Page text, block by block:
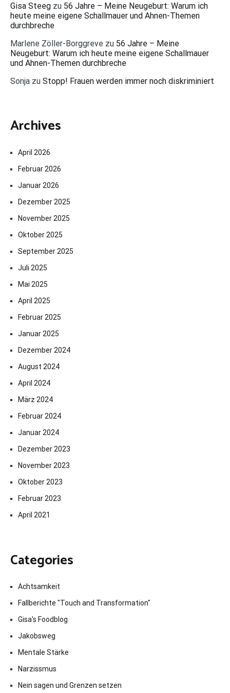
Gisa Steeg zu 56 Jahre – Meine Neugeburt: Warum ich
heute meine eigene Schallmauer und Ahnen-Themen
durchbreche
Marlene Zöller-Borggreve zu 56 Jahre – Meine
Neugeburt: Warum ich heute meine eigene Schallmauer
und Ahnen-Themen durchbreche
Sonja zu Stopp! Frauen werden immer noch diskriminiert
Archives
April 2026
Februar 2026
Januar 2026
Dezember 2025
November 2025
Oktober 2025
September 2025
Juli 2025
Mai 2025
April 2025
Februar 2025
Januar 2025
Dezember 2024
August 2024
April 2024
März 2024
Februar 2024
Januar 2024
Dezember 2023
November 2023
Oktober 2023
Februar 2023
April 2021
Categories
Achtsamkeit
Fallberichte "Touch and Transformation"
Gisa's Foodblog
Jakobsweg
Mentale Stärke
Narzissmus
Nein sagen und Grenzen setzen